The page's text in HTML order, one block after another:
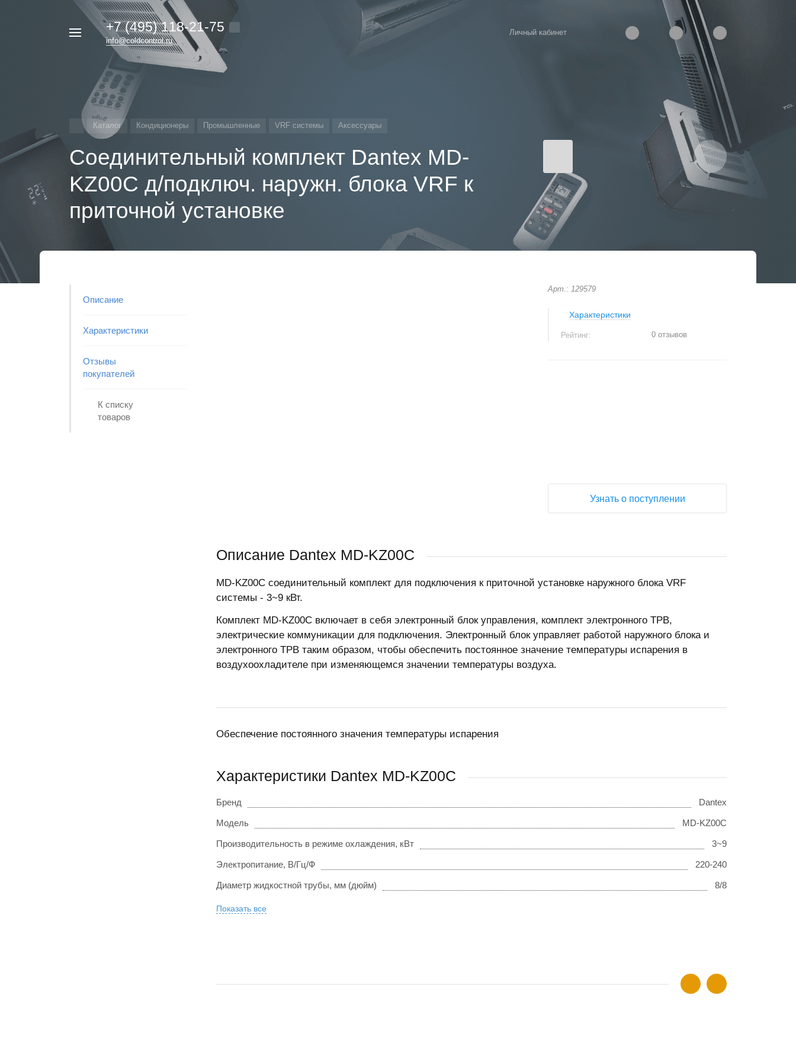
+7 (495) 118-21-75
info@coldcontrol.ru
Личный кабинет
Каталог Кондиционеры Промышленные VRF системы Аксессуары
Соединительный комплект Dantex MD-
KZ00C д/подключ. наружн. блока VRF к
приточной установке
Описание
Характеристики
Отзывы
покупателей
К списку
товаров
Арт.: 129579
Характеристики
Рейтинг: 0 отзывов
Узнать о поступлении
Описание Dantex MD-KZ00C
MD-KZ00C соединительный комплект для подключения к приточной установке наружного блока VRF
системы - 3~9 кВт.
Комплект MD-KZ00C включает в себя электронный блок управления, комплект электронного ТРВ,
электрические коммуникации для подключения. Электронный блок управляет работой наружного блока и
электронного ТРВ таким образом, чтобы обеспечить постоянное значение температуры испарения в
воздухоохладителе при изменяющемся значении температуры воздуха.
Обеспечение постоянного значения температуры испарения
Характеристики Dantex MD-KZ00C
Бренд Dantex
Модель MD-KZ00C
Производительность в режиме охлаждения, кВт 3~9
Электропитание, В/Гц/Ф 220-240
Диаметр жидкостной трубы, мм (дюйм) 8/8
Показать все